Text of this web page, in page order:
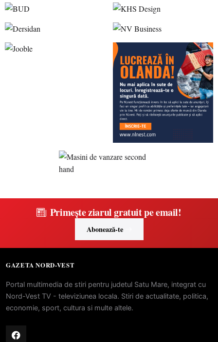
Primește ziarul gratuit pe email!
Abonează-te
GAZETA NORD-VEST
Portal multimedia de stiri pentru judetul Satu Mare, integrat cu
Nord-Vest TV - televiziunea locala. Stiri de actualitate, politica,
economie, sport, cultura si multe altele.